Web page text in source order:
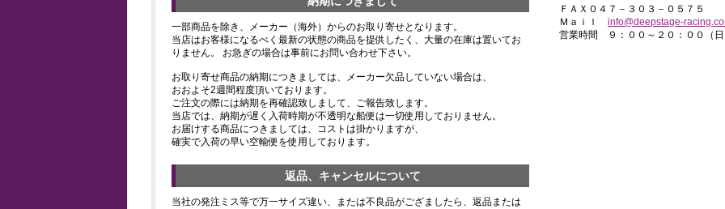
一部商品を除き、メーカー（海外）からのお取り寄せとなります。
当店はお客様になるべく最新の状態の商品を提供したく、大量の在庫は置いてお
りません。 お急ぎの場合は事前にお問い合わせ下さい。
お取り寄せ商品の納期につきましては、メーカー欠品していない場合は、
おおよそ2週間程度頂いております。
ご注文の際には納期を再確認致しまして、ご報告致します。
当店では、納期が遅く入荷時期が不透明な船便は一切使用しておりません。
お届けする商品につきましては、コストは掛かりますが、
確実で入荷の早い空輸便を使用しております。
返品、キャンセルについて
当社の発注ミス等で万一サイズ違い、または不良品がござましたら、返品または
ＦＡＸ０４７－３０３－０５７５
Ｍａｉｌ info@deepstage-
営業時間 ９：００～２０：００（日